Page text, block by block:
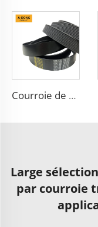
Courroie de transmission de puissance 6PK 7PK courroies de ventilateur
Large
par courroie